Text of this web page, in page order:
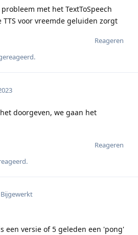
met het TextToSpeech
voor vreemde geluiden zorgt
Reageren
.
doorgeven, we gaan het
Reageren
.
Bijgewerkt
een versie of 5 geleden een 'pong'